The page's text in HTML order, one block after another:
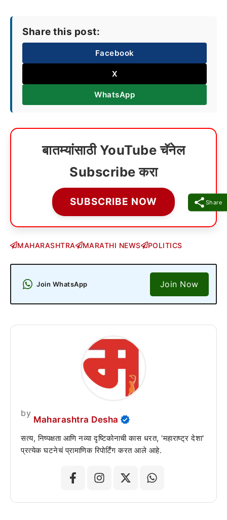
Share
Share this post:
Facebook
X
WhatsApp
बातम्यांसाठी YouTube चॅनेल
Subscribe करा
SUBSCRIBE NOW
MAHARASHTRA MARATHI NEWS POLITICS
Join WhatsApp Join Now
by
Maharashtra Desha
सत्य, निष्पक्षता आणि नव्या दृष्टिकोनाची कास धरत, 'महाराष्ट्र देशा'
प्रत्येक घटनेचं प्रामाणिक रिपोर्टिंग करत आले आहे.